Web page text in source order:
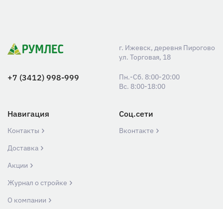
г. Ижевск, деревня Пирогово
ул. Торговая, 18
+7 (3412) 998-999
Пн.-Сб. 8:00-20:00
Вс. 8:00-18:00
Навигация
Контакты
Доставка
Акции
Журнал о стройке
О компании
Соц.сети
Вконтакте